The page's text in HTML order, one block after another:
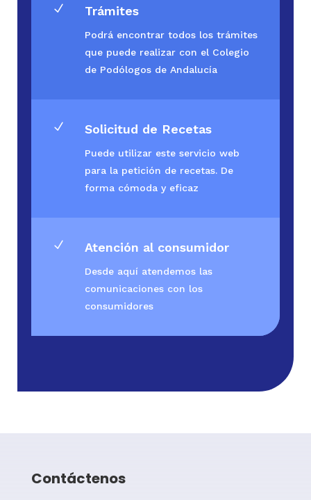
N Trámites
Podrá encontrar todos los trámites
que puede realizar con el Colegio
de Podólogos de Andalucía
N Solicitud de Recetas
Puede utilizar este servicio web
para la petición de recetas. De
forma cómoda y eficaz
N Atención al consumidor
Desde aquí atendemos las
comunicaciones con los
consumidores
Contáctenos